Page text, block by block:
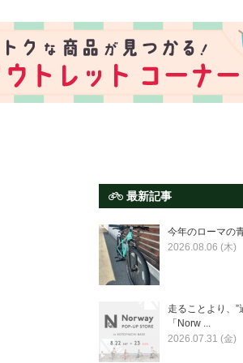
最新記事
今年のローマの
2026.08.06 (木)
走ることより、”
「Norw ...
2026.07.31 (金)